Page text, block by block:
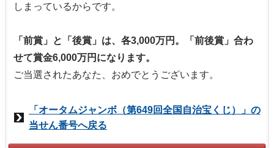
しまっているからです。
「前賞」と「後賞」は、各3,000万円。「前後賞」合わ
せて賞金6,000万円になります。
ご当選されたあなた、おめでとうございます。
「オータムジャンボ（第649回全国自治宝くじ）」の
当せん番号へ戻る